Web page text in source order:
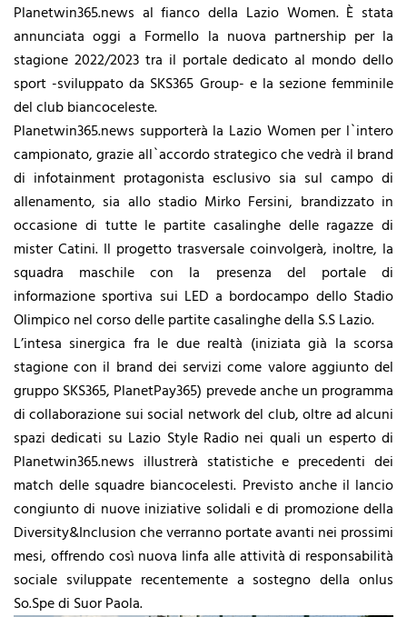
Planetwin365.news al fianco della Lazio Women. È stata
annunciata oggi a Formello la nuova partnership per la
stagione 2022/2023 tra il portale dedicato al mondo dello
sport -sviluppato da SKS365 Group- e la sezione femminile
del club biancoceleste.
Planetwin365.news supporterà la Lazio Women per l`intero
campionato, grazie all`accordo strategico che vedrà il brand
di infotainment protagonista esclusivo sia sul campo di
allenamento, sia allo stadio Mirko Fersini, brandizzato in
occasione di tutte le partite casalinghe delle ragazze di
mister Catini. Il progetto trasversale coinvolgerà, inoltre, la
squadra maschile con la presenza del portale di
informazione sportiva sui LED a bordocampo dello Stadio
Olimpico nel corso delle partite casalinghe della S.S Lazio.
L’intesa sinergica fra le due realtà (iniziata già la scorsa
stagione con il brand dei servizi come valore aggiunto del
gruppo SKS365, PlanetPay365) prevede anche un programma
di collaborazione sui social network del club, oltre ad alcuni
spazi dedicati su Lazio Style Radio nei quali un esperto di
Planetwin365.news illustrerà statistiche e precedenti dei
match delle squadre biancocelesti. Previsto anche il lancio
congiunto di nuove iniziative solidali e di promozione della
Diversity&Inclusion che verranno portate avanti nei prossimi
mesi, offrendo così nuova linfa alle attività di responsabilità
sociale sviluppate recentemente a sostegno della onlus
So.Spe di Suor Paola.